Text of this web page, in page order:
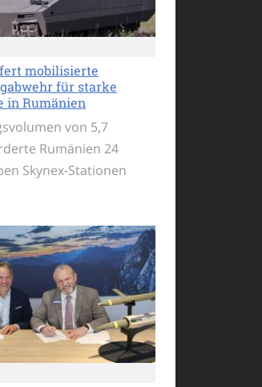
mobilisierte
für starke
in Rumänien
von 5,7
Rumänien 24
Skynex-Stationen